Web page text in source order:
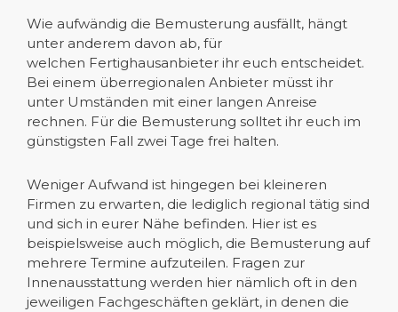
Wie aufwändig die Bemusterung ausfällt, hängt
unter anderem davon ab, für
welchen Fertighausanbieter ihr euch entscheidet.
Bei einem überregionalen Anbieter müsst ihr
unter Umständen mit einer langen Anreise
rechnen. Für die Bemusterung solltet ihr euch im
günstigsten Fall zwei Tage frei halten.
Weniger Aufwand ist hingegen bei kleineren
Firmen zu erwarten, die lediglich regional tätig sind
und sich in eurer Nähe befinden. Hier ist es
beispielsweise auch möglich, die Bemusterung auf
mehrere Termine aufzuteilen. Fragen zur
Innenausstattung werden hier nämlich oft in den
jeweiligen Fachgeschäften geklärt, in denen die